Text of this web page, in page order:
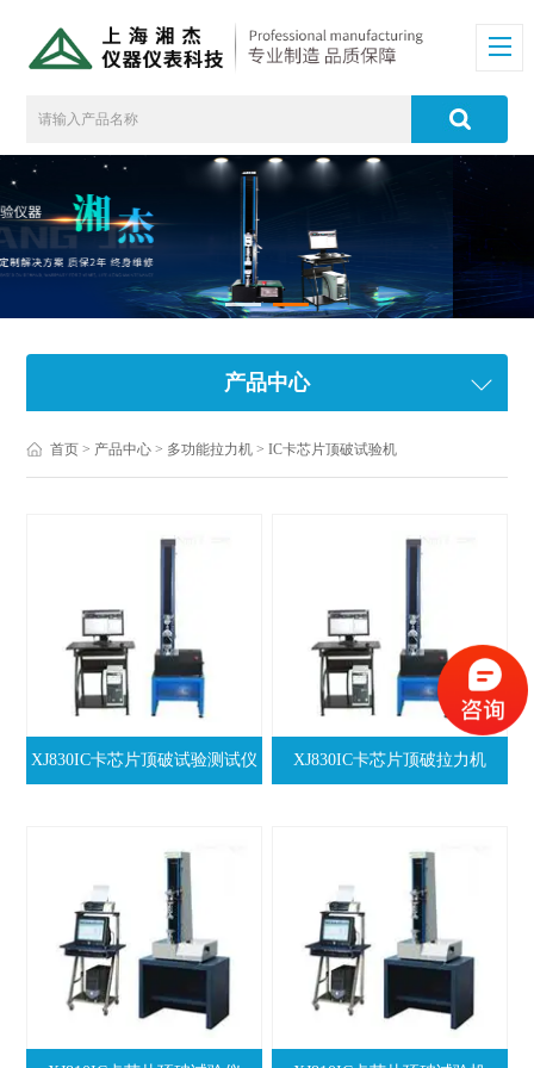
产品中心
首页 > 产品中心 > 多功能拉力机 >IC卡芯片顶破试验机
XJ830IC卡芯片顶破试验测试仪 XJ830IC卡芯片顶破拉力机